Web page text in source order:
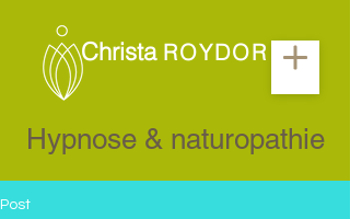
Christa ROYDOR
Hypnose & naturopathie
Post